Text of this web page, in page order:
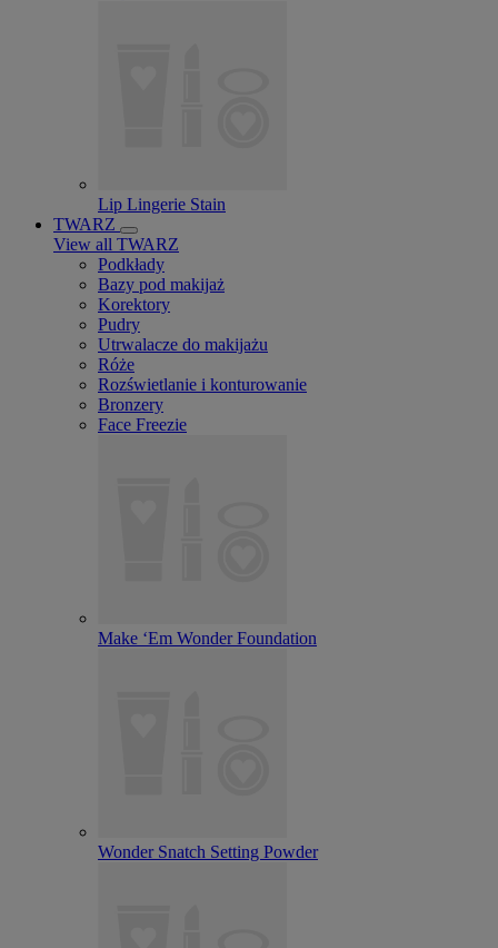
Lip Lingerie Stain
TWARZ
View all TWARZ
Podkłady
Bazy pod makijaż
Korektory
Pudry
Utrwalacze do makijażu
Róże
Rozświetlanie i konturowanie
Bronzery
Face Freezie
Make ‘Em Wonder Foundation
Wonder Snatch Setting Powder